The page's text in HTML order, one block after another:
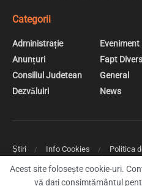
Categorii
Administrație
Anunțuri
Consiliul Judetean
Dezvăluiri
Eveniment
Fapt Divers
General
News
Știri Info Cookies
Politica
Acest site folosește cookie-uri.
vă dați consimțământul